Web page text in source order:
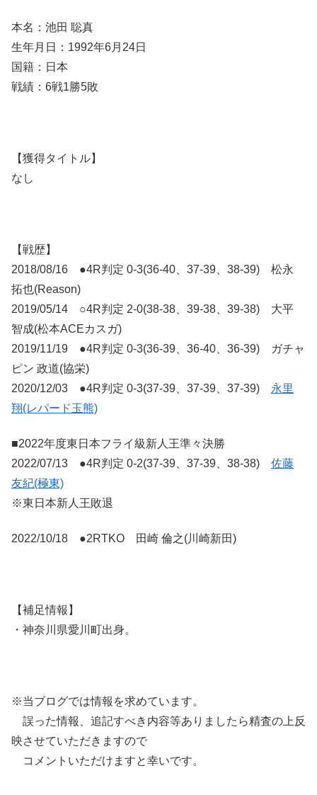
本名：池田 聡真
生年月日：1992年6月24日
国籍：日本
戦績：6戦1勝5敗
【獲得タイトル】
なし
【戦歴】
2018/08/16 ●4R判定 0-3(36-40、37-39、38-39) 松永
拓也(Reason)
2019/05/14 ○4R判定 2-0(38-38、39-38、39-38) 大平
智成(松本ACEカスガ)
2019/11/19 ●4R判定 0-3(36-39、36-40、36-39) ガチャ
ピン 政道(協栄)
2020/12/03 ●4R判定 0-3(37-39、37-39、37-39) 永里
翔(レパード玉熊)
■2022年度東日本フライ級新人王準々決勝
2022/07/13 ●4R判定 0-2(37-39、37-39、38-38) 佐藤
友紀(極東)
※東日本新人王敗退
2022/10/18 ●2RTKO 田崎 倫之(川崎新田)
【補足情報】
・神奈川県愛川町出身。
※当ブログでは情報を求めています。
誤った情報、追記すべき内容等ありましたら精査の上反
映させていただきますので
コメントいただけますと幸いです。